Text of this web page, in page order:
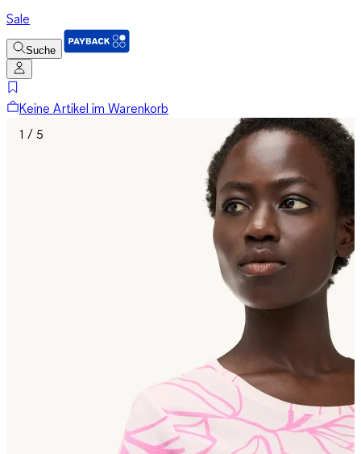
Sale
Suche
Keine Artikel im Warenkorb
1 / 5